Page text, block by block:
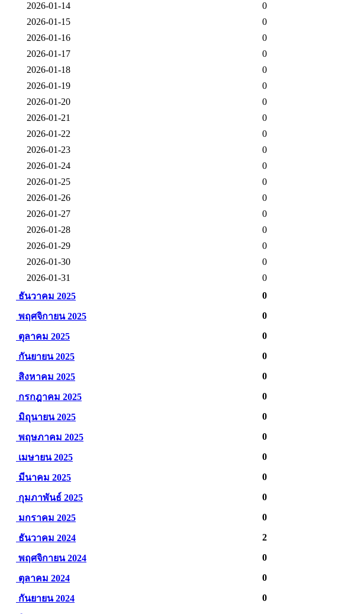
2026-01-14
0
2026-01-15
0
2026-01-16
0
2026-01-17
0
2026-01-18
0
2026-01-19
0
2026-01-20
0
2026-01-21
0
2026-01-22
0
2026-01-23
0
2026-01-24
0
2026-01-25
0
2026-01-26
0
2026-01-27
0
2026-01-28
0
2026-01-29
0
2026-01-30
0
2026-01-31
0
ธันวาคม 2025
0
พฤศจิกายน 2025 0
ตุลาคม 2025 0
กันยายน 2025 0
สิงหาคม 2025 0
กรกฎาคม 2025 0
มิถุนายน 2025 0
พฤษภาคม 2025 0
เมษายน 2025 0
มีนาคม 2025 0
กุมภาพันธ์ 2025 0
มกราคม 2025 0
ธันวาคม 2024 2
พฤศจิกายน 2024 0
ตุลาคม 2024 0
กันยายน 2024 0